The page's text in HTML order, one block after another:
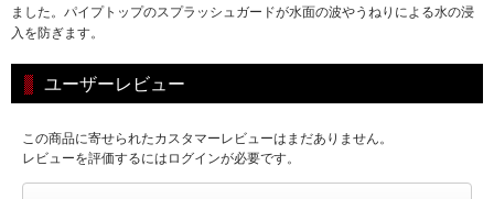
ました。パイプトップのスプラッシュガードが水面の波やうねりによる水の浸
入を防ぎます。
ユーザーレビュー
この商品に寄せられたカスタマーレビューはまだありません。
レビューを評価するにはログインが必要です。